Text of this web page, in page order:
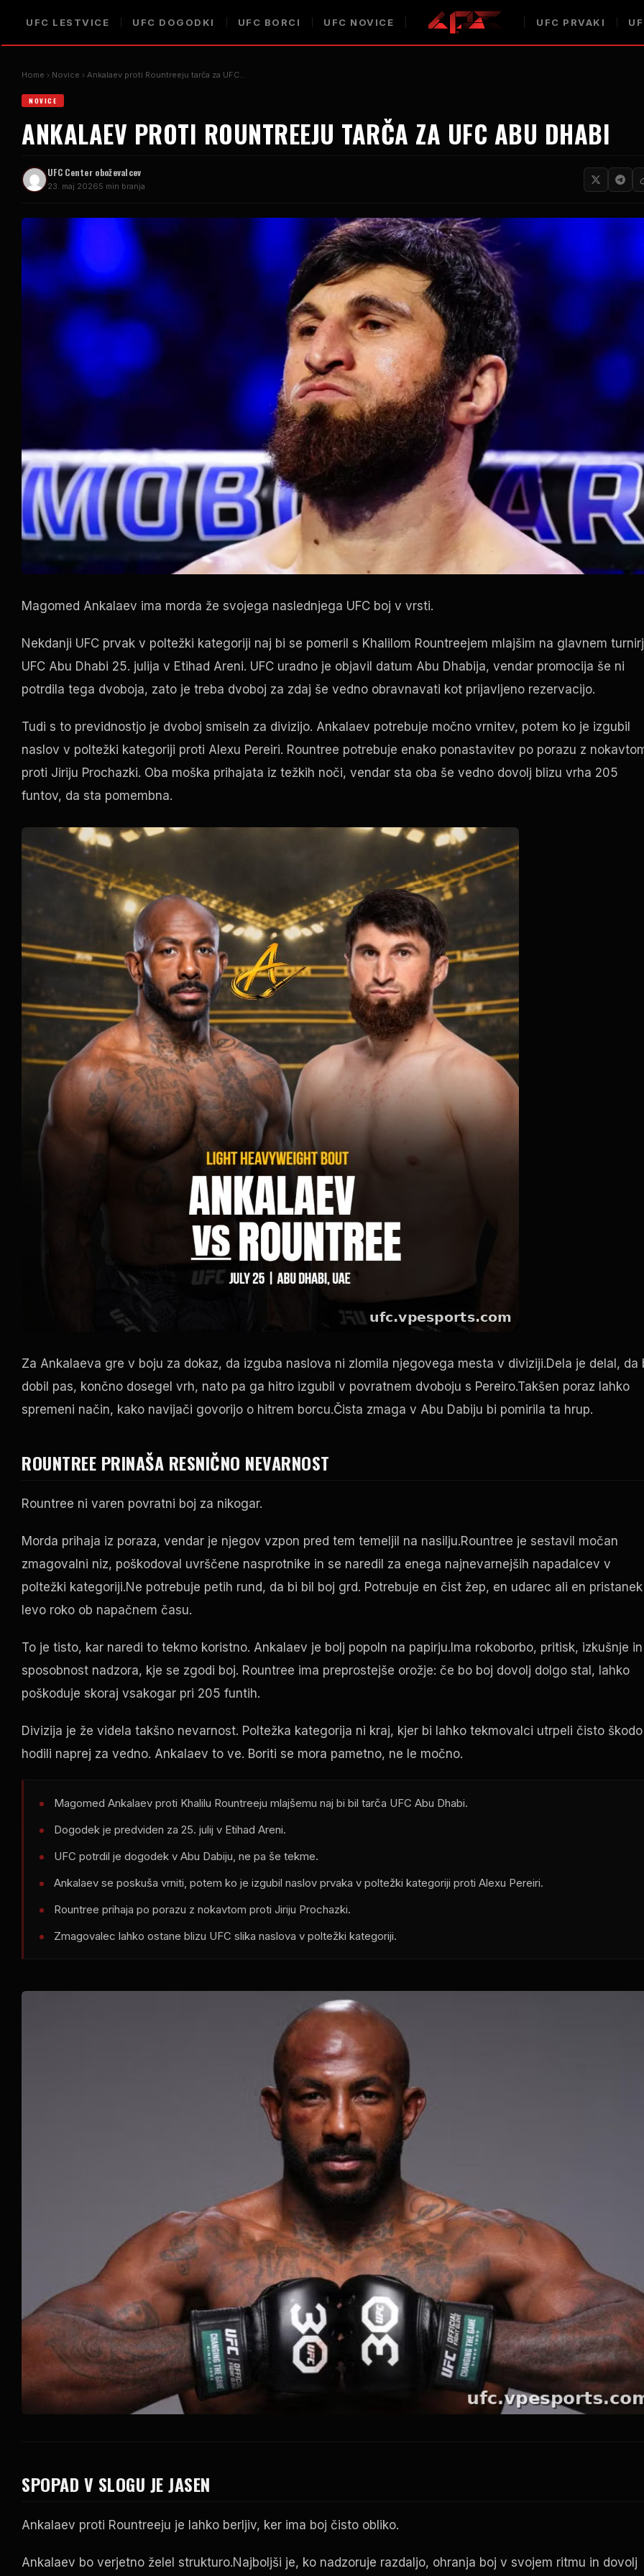
UFC LESTVICE UFC DOGODKI UFC BORCI UFC NOVICE UFC PRVAKI
Home Novice Ankalaev proti Rountreeju tarča za UFC...
NOVICE
ANKALAEV PROTI ROUNTREEJU TARČA ZA UFC ABU DHABI
UFCCenter oboževalcev
23. maj 20265 min branja
Magomed Ankalaev ima morda že svojega naslednjega UFC boj v vrsti.
Nekdanji UFC prvak v poltežki kategoriji naj bi se pomeril s Khalilom Rountreejem mlajšim na glavnem
UFC Abu Dhabi 25. julija v Etihad Areni. UFC uradno je objavil datum Abu Dhabija, vendar promocija še ni
potrdila tega dvoboja, zato je treba dvoboj za zdaj še vedno obravnavati kot prijavljeno rezervacijo.
Tudi s to previdnostjo je dvoboj smiseln za divizijo. Ankalaev potrebuje močno vrnitev, potem ko je izgubil
naslov v poltežki kategoriji proti Alexu Pereiri. Rountree potrebuje enako ponastavitev po porazu z
proti Jiriju Prochazki. Oba moška prihajata iz težkih noči, vendar sta oba še vedno dovolj blizu vrha 205
funtov, da sta pomembna.
Za Ankalaeva gre v boju za dokaz, da izguba naslova ni zlomila njegovega mesta v diviziji.Dela je delal, da
dobil pas, končno dosegel vrh, nato pa ga hitro izgubil v povratnem dvoboju s Pereiro.Takšen poraz lahko
spremeni način, kako navijači govorijo o hitrem borcu.Čista zmaga v Abu Dabiju bi pomirila ta hrup.
ROUNTREE PRINAŠA RESNIČNO NEVARNOST
Rountree ni varen povratni boj za nikogar.
Morda prihaja iz poraza, vendar je njegov vzpon pred tem temeljil na nasilju.Rountree je sestavil močan
zmagovalni niz, poškodoval uvrščene nasprotnike in se naredil za enega najnevarnejših napadalcev v
poltežki kategoriji.Ne potrebuje petih rund, da bi bil boj grd. Potrebuje en čist žep, en udarec ali en
levo roko ob napačnem času.
To je tisto, kar naredi to tekmo koristno. Ankalaev je bolj popoln na papirju.Ima rokoborbo, pritisk, izkušnje in
sposobnost nadzora, kje se zgodi boj. Rountree ima preprostejše orožje: če bo boj dovolj dolgo stal, lahko
poškoduje skoraj vsakogar pri 205 funtih.
Divizija je že videla takšno nevarnost. Poltežka kategorija ni kraj, kjer bi lahko tekmovalci utrpeli čisto
hodili naprej za vedno. Ankalaev to ve. Boriti se mora pametno, ne le močno.
Magomed Ankalaev proti Khalilu Rountreeju mlajšemu naj bi bil tarča UFC Abu Dhabi.
Dogodek je predviden za 25. julij v Etihad Areni.
UFC potrdil je dogodek v Abu Dabiju, ne pa še tekme.
Ankalaev se poskuša vrniti, potem ko je izgubil naslov prvaka v poltežki kategoriji proti Alexu Pereiri.
Rountree prihaja po porazu z nokavtom proti Jiriju Prochazki.
Zmagovalec lahko ostane blizu UFC slika naslova v poltežki kategoriji.
SPOPAD V SLOGU JE JASEN
Ankalaev proti Rountreeju je lahko berljiv, ker ima boj čisto obliko.
Ankalaev bo verjetno želel strukturo.Najboljši je, ko nadzoruje razdaljo, ohranja boj v svojem ritmu in dovolj